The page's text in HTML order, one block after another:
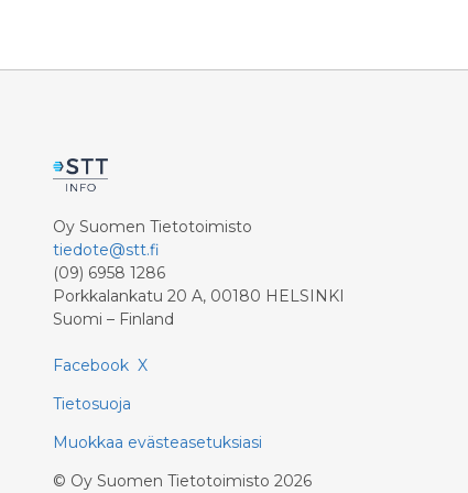
Oy Suomen Tietotoimisto
tiedote@stt.fi
(09) 6958 1286
Porkkalankatu 20 A, 00180 HELSINKI
Suomi – Finland
Facebook X
Tietosuoja
Muokkaa evästeasetuksiasi
© Oy Suomen Tietotoimisto 2026